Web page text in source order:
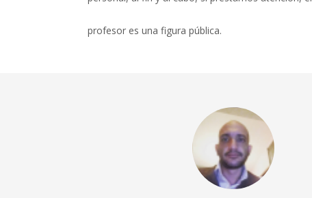
profesor es una figura pública.